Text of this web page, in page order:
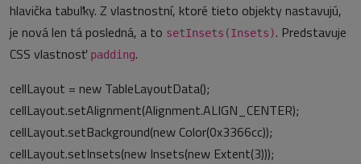
hlavička tabuľky. Z vlastnostní, ktoré tieto objekty nastavujú,
je nová len tá posledná, a to setInsets(Insets). Predstavuje
CSS vlastnosť padding.
cellLayout = new TableLayoutData();
cellLayout.setAlignment(Alignment.ALIGN_CENTER);
cellLayout.setBackground(new Color(0x3366cc));
cellLayout.setInsets(new Insets(new Extent(3)));